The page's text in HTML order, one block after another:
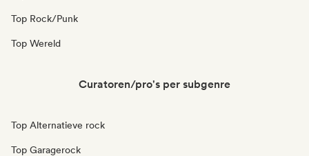
Top Rock/Punk
Top Wereld
Curatoren/pro's per subgenre
Top Alternatieve rock
Top Garagerock